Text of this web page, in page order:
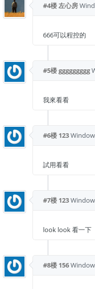
#4楼 左心房
666可以程控的
#5楼ggggggggg
我來看看
#6楼 123
試用看看
#7楼 123
look look 看一下
#8楼 156